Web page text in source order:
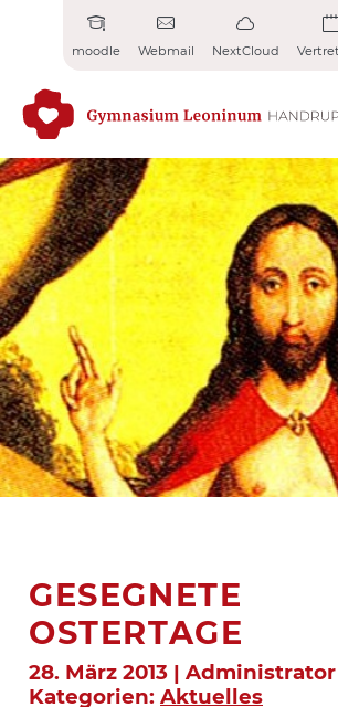
moodle Webmail NextCloud
GESEGNETE
OSTERTAGE
28. März 2013 |
Kategorien: Aktuelles